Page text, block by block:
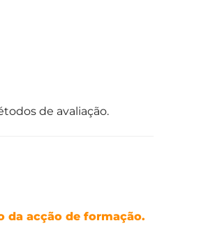
de avaliação.
da acção de formação.